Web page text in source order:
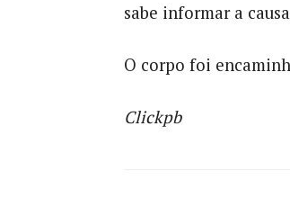
sabe informar a
O corpo foi
Clickpb